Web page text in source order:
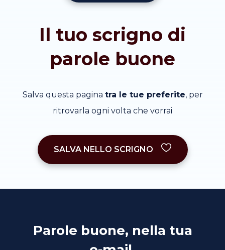
Il tuo scrigno di
parole buone
Salva questa pagina tra le tue preferite, per
ritrovarla ogni volta che vorrai
SALVA NELLO SCRIGNO
Parole buone, nella tua